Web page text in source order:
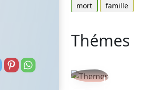
mort
famille
Thémes
thèmes